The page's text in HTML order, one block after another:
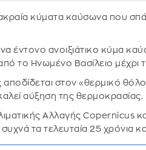
κύματα καύσωνα που
έντονο ανοιξιάτικο κύμα
το Ηνωμένο Βασίλειο μέχρι
αποδίδεται στον «θερμικό
αύξηση της θερμοκρασίας.
Αλλαγής Copernicus
συχνά τα τελευταία 25 χρόνια